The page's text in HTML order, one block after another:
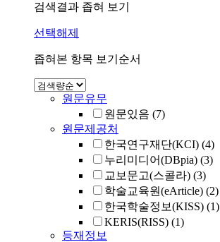
검색결과 좁혀 보기
선택해제
좁혀본 항목 보기순서
원문유무
원문있음 (7)
원문제공처
한국연구재단(KCI) (4)
누리미디어(DBpia) (3)
교보문고(스콜라) (3)
학술교육원(eArticle) (2)
한국학술정보(KISS) (1)
KERIS(RISS) (1)
등재정보